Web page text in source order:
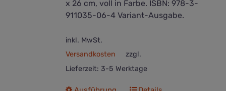
x 26 cm, voll in Farbe. ISBN: 978-3-
911035-06-4 Variant-Ausgabe.
inkl. MwSt.
zzgl.
Versandkosten
Lieferzeit: 3-5 Werktage